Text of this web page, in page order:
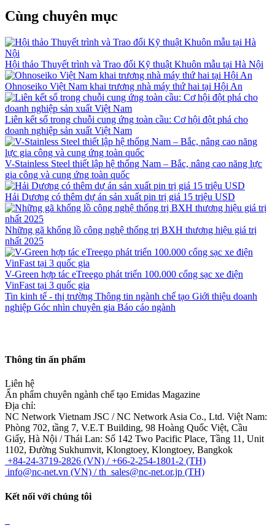
Cùng chuyên mục
Hội thảo Thuyết trình và Trao đổi Kỹ thuật Khuôn mẫu tại Hà Nội
Ohnoseiko Việt Nam khai trương nhà máy thứ hai tại Hội An
Liên kết số trong chuỗi cung ứng toàn cầu: Cơ hội đột phá cho
doanh nghiệp sản xuất Việt Nam
V-Stainless Steel thiết lập hệ thống Nam – Bắc, nâng cao năng lực
gia công và cung ứng toàn quốc
Hải Dương có thêm dự án sản xuất pin trị giá 15 triệu USD
Những gã khổng lồ công nghệ thống trị BXH thương hiệu giá trị
nhất 2025
V-Green hợp tác eTreego phát triển 100.000 cổng sạc xe điện
VinFast tại 3 quốc gia
Tin kinh tế - thị trường Thông tin ngành chế tạo Giới thiệu doanh
nghiệp Góc nhìn chuyên gia Báo cáo ngành
Thông tin ấn phẩm
Liên hệ
Ấn phẩm chuyên ngành chế tạo Emidas Magazine
Địa chỉ:
NC Network Vietnam JSC / NC Network Asia Co., Ltd. Việt Nam:
Phòng 702, tầng 7, V.E.T Building, 98 Hoàng Quốc Việt, Cầu
Giấy, Hà Nội / Thái Lan: Số 142 Two Pacific Place, Tầng 11, Unit
1102, Đường Sukhumvit, Klongtoey, Klongtoey, Bangkok
+84-24-3719-2826 (VN) / +66-2-254-1801-2 (TH)
info@nc-net.vn (VN) / th_sales@nc-net.or.jp (TH)
Kết nối với chúng tôi